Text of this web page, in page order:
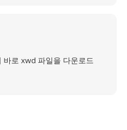
바로 xwd 파일을 다운로드